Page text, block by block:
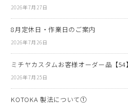
2026年7月27日
8月定休日・作業日のご案内
2026年7月26日
ミチヤカスタムお客様オーダー品【54】
2026年7月25日
KOTOKA 製法について①